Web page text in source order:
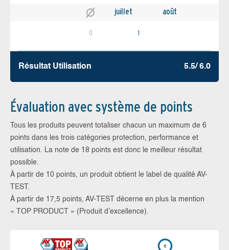
juillet août
0 1
Résultat Utilisation 5.5/ 6.0
Évaluation avec système de points
Tous les produits peuvent totaliser chacun un maximum de 6
points dans les trois catégories protection, performance et
utilisation. La note de 18 points est donc le meilleur résultat
possible.
À partir de 10 points, un produit obtient le label de qualité AV-
TEST.
À partir de 17,5 points, AV-TEST décerne en plus la mention
« TOP PRODUCT » (Produit d’excellence).